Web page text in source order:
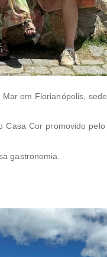
em Florianópolis,
Casa Cor promovido pelo
gastronomia.